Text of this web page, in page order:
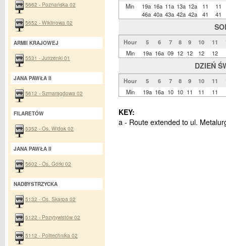
Min
19a
46a
16a
40a
11a
43a
13a
42a
12a
42a
11
41
11
41
Hour 5 6 7 8 9 10 11
Min
19a 16a 09 12 12 12 12
DZIEŃ
Hour 5 6 7 8 9 10 11
Min
19a 16a 10 10 11 11 11
KEY:
a - Route extended to ul.
5662 - Poznańska 02
5652 - Wiklinowa 02
ARMII KRAJOWEJ
5531 - Jutrzenki 01
JANA PAWŁA II
5612 - Szmaragdowa 02
FILARETÓW
5352 - Os. Widok 02
JANA PAWŁA II
5602 - Os. Górki 02
NADBYSTRZYCKA
5132 - Os. Skarpa 02
5122 - Pozytywistów 02
5112 - Politechnika 02